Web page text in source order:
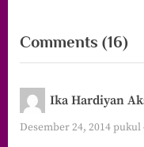
Comments (16)on
Ika Hardiyan
Desember 24, 2014 pukul